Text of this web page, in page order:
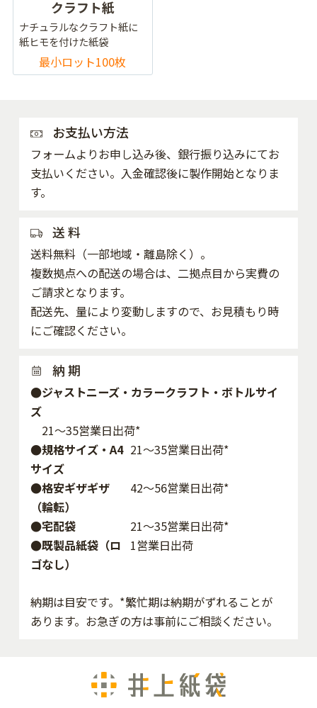
クラフト紙
ナチュラルなクラフト紙に
紙ヒモを付けた紙袋
最小ロット100枚
お支払い方法
フォームよりお申し込み後、銀行振り込みにてお
支払いください。入金確認後に製作開始となりま
す。
送 料
送料無料（一部地域・離島除く）。
複数拠点への配送の場合は、二拠点目から実費の
ご請求となります。
配送先、量により変動しますので、お見積もり時
にご確認ください。
納 期
●ジャストニーズ・カラークラフト・ボトルサイ
ズ
21～35営業日出荷*
●規格サイズ・A4
サイズ
21～35営業日出荷*
●格安ギザギザ
（輪転）
42〜56営業日出荷*
●宅配袋
21～35営業日出荷*
●既製品紙袋（ロ
ゴなし）
1営業日出荷
納期は目安です。*繁忙期は納期がずれることが
あります。お急ぎの方は事前にご相談ください。